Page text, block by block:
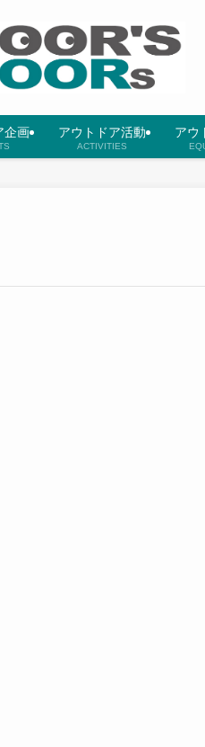
企画 アウトドア活動
ACTIVITIES
アウ